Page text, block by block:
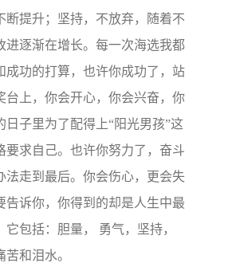
断提升；坚持，不放弃，随着不
进逐渐在增长。每一次海选我都
成功的打算，也许你成功了，站
台上，你会开心，你会兴奋，你
日子里为了配得上“阳光男孩”这
要求自己。也许你努力了，奋斗
法走到最后。你会伤心，更会失
告诉你，你得到的却是人生中最
它包括：胆量， 勇气，坚持，
和泪水。